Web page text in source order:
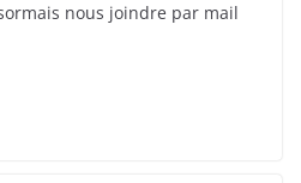
nous joindre par mail